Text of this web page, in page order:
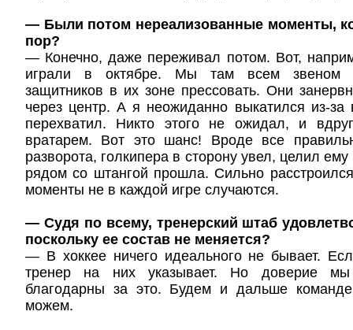
— Были потом нереализованные моменты,
пор?
— Конечно, даже переживал потом. Вот,
играли в октябре. Мы там всем звеном
защитников в их зоне прессовать. Они
через центр. А я неожиданно выкатился из-за
перехватил. Никто этого не ожидал, и
вратарем. Вот это шанс! Вроде все
разворота, голкипера в сторону увел, целил
рядом со штангой прошла. Сильно
моменты не в каждой игре случаются.
— Судя по всему, тренерский штаб
поскольку ее состав не меняется?
— В хоккее ничего идеального не бывает.
тренер на них указывает. Но доверие
благодарны за это. Будем и дальше
можем.